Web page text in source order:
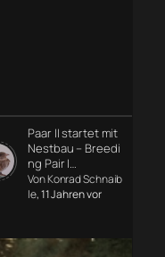
Paar II startet mit
Nestbau – Breedi
ng Pair I…
Von Konrad Schnaib
le, 11 Jahren vor